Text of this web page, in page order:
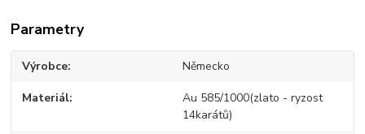
Parametry
Výrobce Německo
Materiál
Au 585/1000(zlato - ryzost
14karátů)